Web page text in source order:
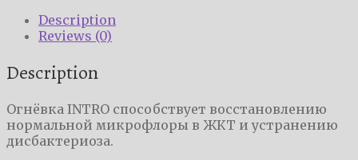
пробиотик
quantity
Description
Reviews (0)
Description
Огнёвка INTRO способствует восстановлению
нормальной микрофлоры в ЖКТ и устранению
дисбактериоза.